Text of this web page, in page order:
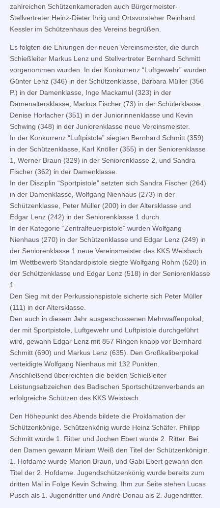
zahlreichen Schützenkameraden auch Bürgermeister-
Stellvertreter Heinz-Dieter Ihrig und Ortsvorsteher Reinhard
Kessler im Schützenhaus des Vereins begrüßen.
Es folgten die Ehrungen der neuen Vereinsmeister, die durch
Schießleiter Markus Lenz und Stellvertreter Bernhard Schmitt
vorgenommen wurden. In der Konkurrenz “Luftgewehr” wurden
Günter Lenz (346) in der Schützenklasse, Barbara Müller (356
P.) in der Damenklasse, Inge Mackamul (323) in der
Damenaltersklasse, Markus Fischer (73) in der Schülerklasse,
Denise Horlacher (351) in der Juniorinnenklasse und Kevin
Schwing (348) in der Juniorenklasse neue Vereinsmeister.
In der Konkurrenz “Luftpistole” siegten Bernhard Schmitt (359)
in der Schützenklasse, Karl Knöller (355) in der Seniorenklasse
1, Werner Braun (329) in der Seniorenklasse 2, und Sandra
Fischer (362) in der Damenklasse.
In der Disziplin “Sportpistole” setzten sich Sandra Fischer (264)
in der Damenklasse, Wolfgang Nienhaus (273) in der
Schützenklasse, Peter Müller (200) in der Altersklasse und
Edgar Lenz (242) in der Seniorenklasse 1 durch.
In der Kategorie “Zentralfeuerpistole” wurden Wolfgang
Nienhaus (270) in der Schützenklasse und Edgar Lenz (249) in
der Seniorenklasse 1 neue Vereinsmeister des KKS Weisbach.
Im Wettbewerb Standardpistole siegte Wolfgang Rohm (520) in
der Schützenklasse und Edgar Lenz (518) in der Seniorenklasse
1.
Den Sieg mit der Perkussionspistole sicherte sich Peter Müller
(111) in der Altersklasse.
Den auch in diesem Jahr ausgeschossenen Mehrwaffenpokal,
der mit Sportpistole, Luftgewehr und Luftpistole durchgeführt
wird, gewann Edgar Lenz mit 857 Ringen knapp vor Bernhard
Schmitt (690) und Markus Lenz (635). Den Großkaliberpokal
verteidigte Wolfgang Nienhaus mit 132 Punkten.
Anschließend überreichten die beiden Schießleiter
Leistungsabzeichen des Badischen Sportschützenverbands an
erfolgreiche Schützen des KKS Weisbach.
Den Höhepunkt des Abends bildete die Proklamation der
Schützenkönige. Schützenkönig wurde Heinz Schäfer. Philipp
Schmitt wurde 1. Ritter und Jochen Ebert wurde 2. Ritter. Bei
den Damen gewann Miriam Weiß den Titel der Schützenkönigin.
1. Hofdame wurde Marion Braun, und Gabi Ebert gewann den
Titel der 2. Hofdame. Jugendschützenkönig wurde bereits zum
dritten Mal in Folge Kevin Schwing. Ihm zur Seite stehen Lucas
Pusch als 1. Jugendritter und André Donau als 2. Jugendritter.